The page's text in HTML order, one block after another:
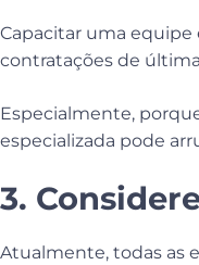
Capacitar uma equipe
contratações de
Especialmente,
especializada pode
3.
Atualmente, todas as